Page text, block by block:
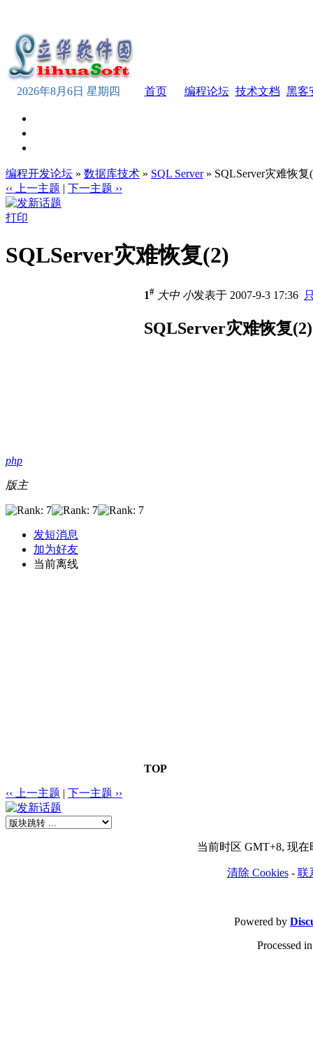
2026年8月6日 星期四 首页 编程论坛 技术文档 黑客
编程开发论坛 » 数据库技术 » SQL Server» SQLServer灾难恢复
‹‹ 上一主题 | 下一主题 ››
打印
SQLServer灾难恢复(2)
php
版主
发短消息
加为好友
当前离线
1# 大中 小发表于 2007-9-3 17:36
SQLServer灾难恢复(2)
TOP
‹‹ 上一主题 | 下一主题 ››
当前时区 GMT+8, 现在
清除 Cookies- 联
Powered by
Processed